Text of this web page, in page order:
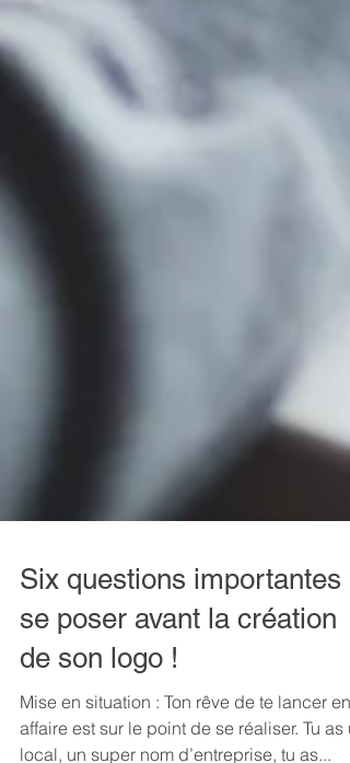
Six questions importantes à
se poser avant la création
de son logo !